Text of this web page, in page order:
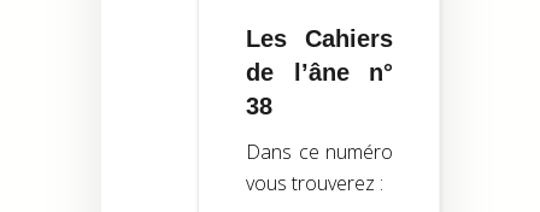
Les Cahiers
de l’âne n°
38
Dans ce numéro
vous trouverez :